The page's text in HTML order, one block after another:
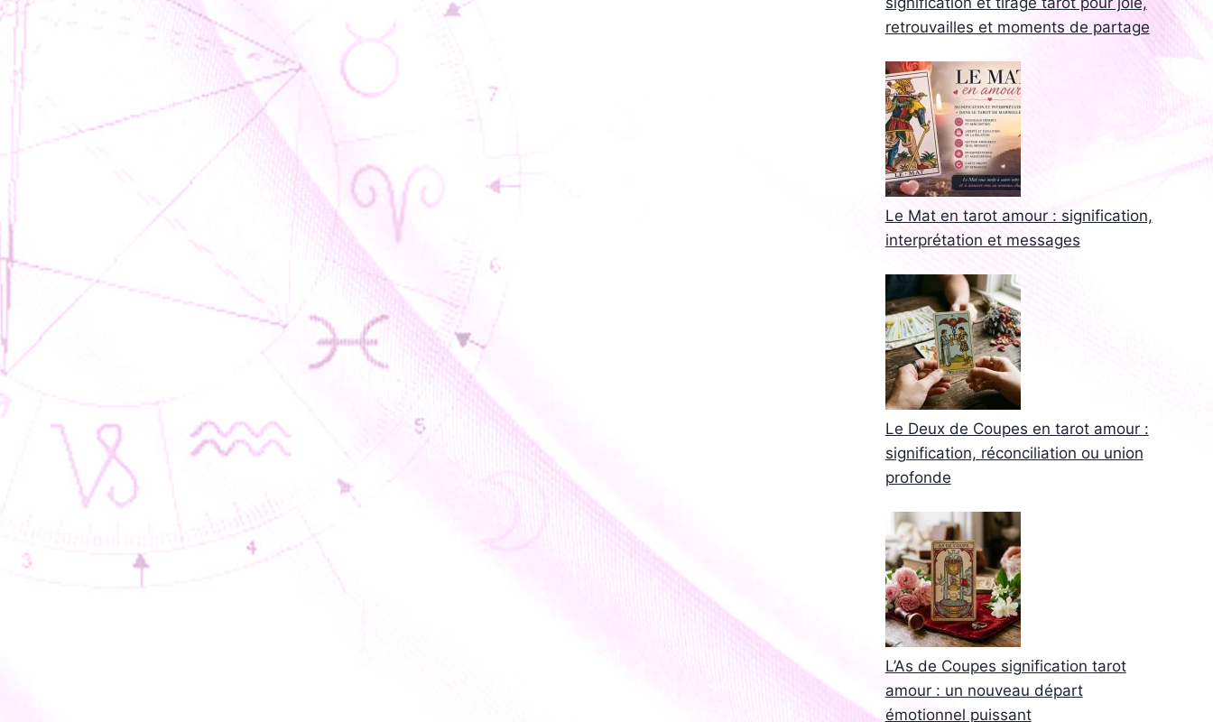
retrouvailles et moments de partage
Le Mat en tarot amour : signification,
interprétation et messages
Le Deux de Coupes en tarot amour :
signification, réconciliation ou union
profonde
L’As de Coupes signification tarot
amour : un nouveau départ
émotionnel puissant